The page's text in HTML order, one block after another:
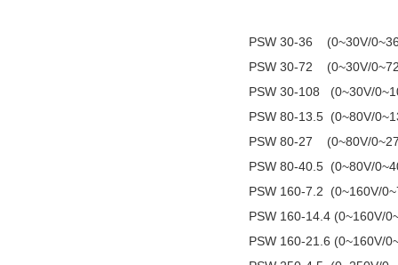
PSW 30-36 (0~30V/
PSW 30-72 (0~30V/
PSW 30-108 (0~30V/
PSW 80-13.5 (0~80V/
PSW 80-27 (0~80V/
PSW 80-40.5 (0~80V/
PSW 160-7.2 (0~160V/
PSW 160-14.4 (0~160V/
PSW 160-21.6 (0~160V/